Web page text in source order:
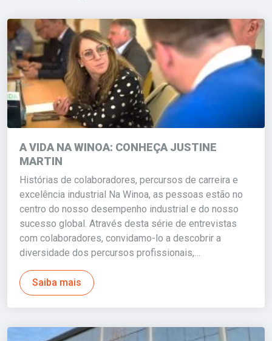
A VIDA NA WINOA: CONHEÇA JUSTINE
MARTIN
Histórias de colaboradores, percursos de carreira e
excelência industrial Na Winoa, as pessoas estão no
centro do nosso desempenho industrial e do nosso
sucesso global. Através desta série de entrevistas
com colaboradores, convidamo-lo a descobrir a
diversidade dos percursos profissionais,…
Saiba mais